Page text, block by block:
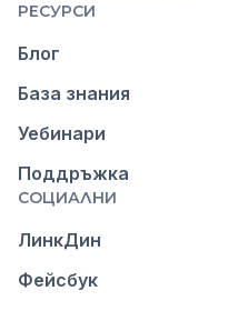
РЕСУРСИ
Блог
База знания
Уебинари
Поддръжка
СОЦИАЛНИ
ЛинкДин
Фейсбук